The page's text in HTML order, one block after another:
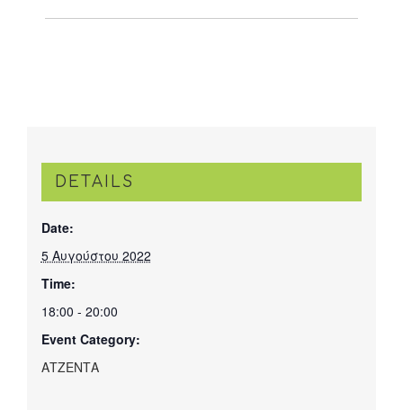
DETAILS
Date:
5 Αυγούστου 2022
Time:
18:00 - 20:00
Event Category:
ΑΤΖΕΝΤΑ